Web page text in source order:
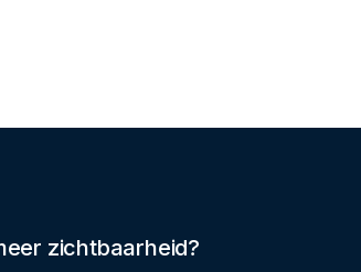
zichtbaarheid?